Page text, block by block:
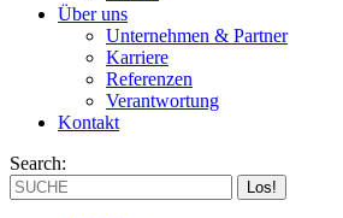
Über uns
Unternehmen & Partner
Karriere
Referenzen
Verantwortung
Kontakt
Search: